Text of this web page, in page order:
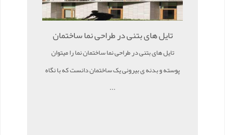
تایل های بتنی در طراحی نما ساختمان
تایل های بتنی در طراحی نما ساختمان نما را میتوان
پوسته و بدنه ی بیرونی یک ساختمان دانست که با نگاه
...